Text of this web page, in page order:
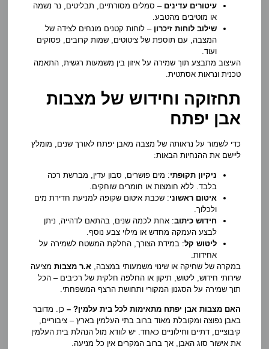
עיטורים עדינים – סמלים מסורתיים, תבליטים, נר נשמה
או מוטיבים מהטבע.
שילוב לוחות זיכרון – לוחות קטנים מונחים לצידה של
המצבה, עם תוספת של ציטוטים, שמות קרובים, פסוקים
ועוד.
העיצוב מתבצע תוך שמירה על איזון בין משמעות רגשית, התאמה
טכנית ונראות אסתטית.
תחזוקה וחידוש של מצבות
אבן יפתח
כדי לשמור על נראותה של מצבה מאבן יפתח לאורך שנים, מומלץ
ליישם את ההנחיות הבאות:
ניקיון תקופתי: מים פושרים, סבון עדין, מברשת רכה
בלבד. ללא חומצות או חומרים שוחקים.
איטום ראשוני: שכבת איטום שקופה למניעת חדירת מים
ולכלוך.
חידוש כיתוב: אחת לכמה שנים, בהתאם לדהייה, ניתן
לבצע העמקה מחדש או מילוי צבע נוסף.
ליטוש קל: במידת הצורך, החלקת המשטח לשמירה על
אחידות.
במקרה של שחיקה או שינוי משמעותי במצבה,א.ר מצבות מציעה
שירותי חידוש, ליטוש, תיקון או החלפה חלקית של רכיבים – הכל
תוך שמירה על הסגנון המקורי ותחושת הרצף המשפחתי.
האם מצבות אבן יפתח מתאימות לכל בית עלמין? – כן. מדובר
באבן נפוצה ומקובלת מאוד ברוב בתי העלמין בארץ – ציבוריים,
קיבוציים, דתיים וחילוניים כאחד. יש לוודא מול הנהלת בית העלמין
את אישור סוג האבן, אך ברוב המקרים אין כל מניעה.